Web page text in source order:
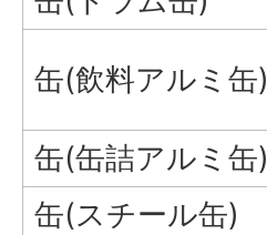
缶(飲料アルミ缶)
缶(缶詰アルミ缶)
缶(スチール缶)